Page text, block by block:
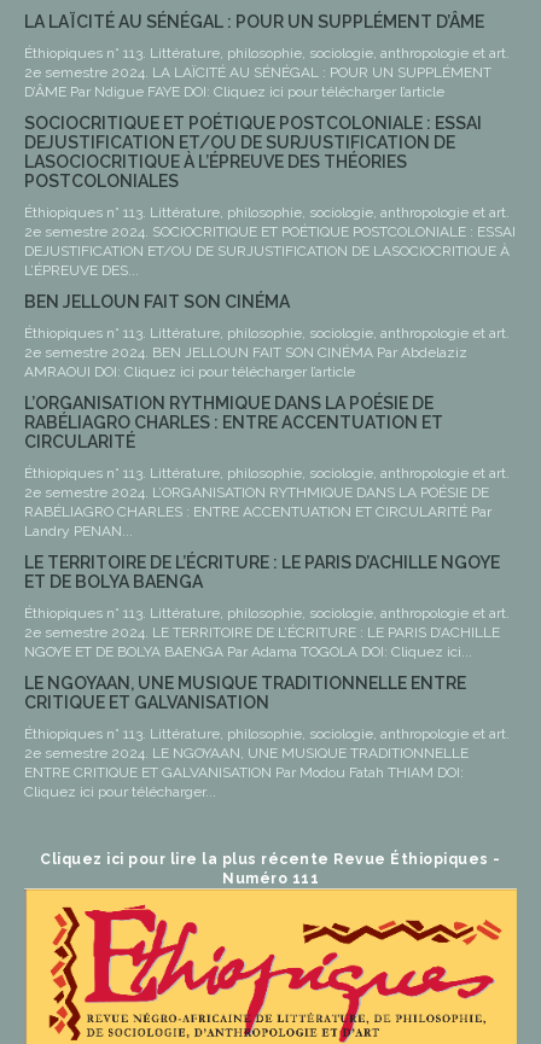
LA LAÏCITÉ AU SÉNÉGAL : POUR UN SUPPLÉMENT D’ÂME
Éthiopiques n° 113. Littérature, philosophie, sociologie, anthropologie et art.
2e semestre 2024. LA LAÏCITÉ AU SÉNÉGAL : POUR UN SUPPLÉMENT
D’ÂME Par Ndigue FAYE DOI: Cliquez ici pour télécharger l’article
SOCIOCRITIQUE ET POÉTIQUE POSTCOLONIALE : ESSAI
DEJUSTIFICATION ET/OU DE SURJUSTIFICATION DE
LASOCIOCRITIQUE À L’ÉPREUVE DES THÉORIES
POSTCOLONIALES
Éthiopiques n° 113. Littérature, philosophie, sociologie, anthropologie et art.
2e semestre 2024. SOCIOCRITIQUE ET POÉTIQUE POSTCOLONIALE : ESSAI
DEJUSTIFICATION ET/OU DE SURJUSTIFICATION DE LASOCIOCRITIQUE À
L’ÉPREUVE DES...
BEN JELLOUN FAIT SON CINÉMA
Éthiopiques n° 113. Littérature, philosophie, sociologie, anthropologie et art.
2e semestre 2024. BEN JELLOUN FAIT SON CINÉMA Par Abdelaziz
AMRAOUI DOI: Cliquez ici pour télécharger l’article
L’ORGANISATION RYTHMIQUE DANS LA POÉSIE DE
RABÉLIAGRO CHARLES : ENTRE ACCENTUATION ET
CIRCULARITÉ
Éthiopiques n° 113. Littérature, philosophie, sociologie, anthropologie et art.
2e semestre 2024. L’ORGANISATION RYTHMIQUE DANS LA POÉSIE DE
RABÉLIAGRO CHARLES : ENTRE ACCENTUATION ET CIRCULARITÉ Par
Landry PENAN...
LE TERRITOIRE DE L’ÉCRITURE : LE PARIS D’ACHILLE NGOYE
ET DE BOLYA BAENGA
Éthiopiques n° 113. Littérature, philosophie, sociologie, anthropologie et art.
2e semestre 2024. LE TERRITOIRE DE L’ÉCRITURE : LE PARIS D’ACHILLE
NGOYE ET DE BOLYA BAENGA Par Adama TOGOLA DOI: Cliquez ici...
LE NGOYAAN, UNE MUSIQUE TRADITIONNELLE ENTRE
CRITIQUE ET GALVANISATION
Éthiopiques n° 113. Littérature, philosophie, sociologie, anthropologie et art.
2e semestre 2024. LE NGOYAAN, UNE MUSIQUE TRADITIONNELLE
ENTRE CRITIQUE ET GALVANISATION Par Modou Fatah THIAM DOI:
Cliquez ici pour télécharger...
Cliquez ici pour lire la plus récente Revue Éthiopiques -
Numéro 111